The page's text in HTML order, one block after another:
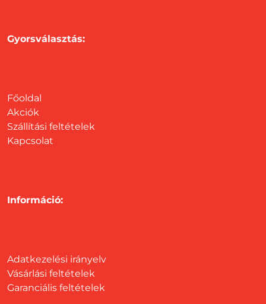
Gyorsválasztás:
Főoldal
Akciók
Szállítási feltételek
Kapcsolat
Információ:
Adatkezelési irányelv
Vásárlási feltételek
Garanciális feltételek